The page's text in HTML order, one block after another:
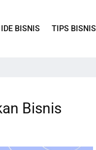
IDE BISNIS TIPS BISNIS
Bisnis